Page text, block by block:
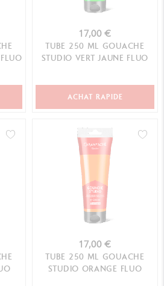
17,00 €
TUBE 250 ML GOUACHE
STUDIO VERT JAUNE FLUO
ACHAT RAPIDE
17,00 €
TUBE 250 ML GOUACHE
STUDIO ORANGE FLUO